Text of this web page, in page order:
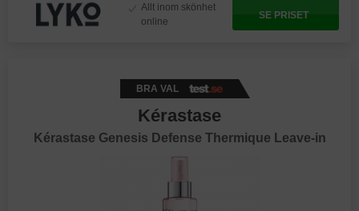
Allt inom skönhet
online
SE PRISET
BRA VAL
Kérastase
Kérastase Genesis Defense Thermique Leave-in